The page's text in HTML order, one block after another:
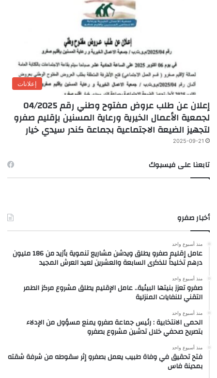
إعلانات
إعلان عن طلب عروض مفتوح وطني رقم 04/2025
لجمعية الأعمال الخيرية ورعاية المسنين بإقليم صفرو
لتجهيز الضيعة الاجتماعية بجماعة كندر سيدي خيار
2025-09-21
تابعنا على فيسبوك
أخبار صفرو
منذ أسبوع واحد
عامل إقليم صفرو يطلق ويدشن مشاريع تنموية بأزيد من 186 مليون
درهم تخليداً للذكرى السابعة والعشرين لعيد العرش المجيد
منذ أسبوع واحد
صفرو تعزز بنيتها البيئية.. عامل الإقليم يطلق مشروع مركز الطمر
التقني للنفايات المنزلية
منذ أسبوع واحد
الحمى الانتخابية : رئيس جماعة صفرو يمنع مسؤول من الإدلاء
بتصريح صحفي خلال تدشين مشروع بصفرو
منذ أسبوع واحد
فتح تحقيق في وفاة طبيب يعمل بصفرو إثر سقوطه من شرفة شقته
بمدينة فاس